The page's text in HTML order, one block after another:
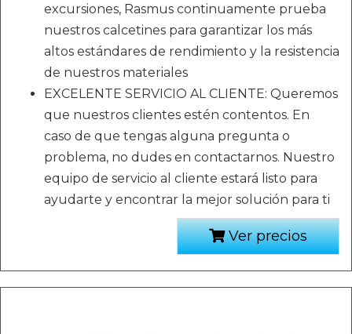
excursiones, Rasmus continuamente prueba
nuestros calcetines para garantizar los más
altos estándares de rendimiento y la resistencia
de nuestros materiales
EXCELENTE SERVICIO AL CLIENTE: Queremos
que nuestros clientes estén contentos. En
caso de que tengas alguna pregunta o
problema, no dudes en contactarnos. Nuestro
equipo de servicio al cliente estará listo para
ayudarte y encontrar la mejor solución para ti
Ver precios